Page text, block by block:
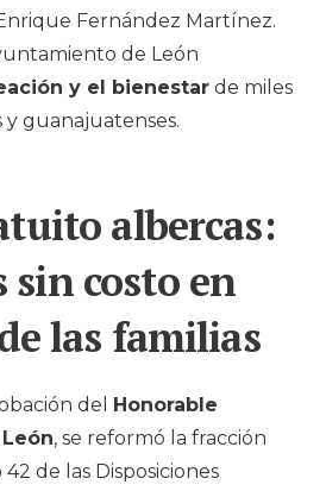
Fernández Martínez.
de León
y el bienestar de miles
y guanajuatenses.
albercas:
sin costo en
las familias
del Honorable
, se reformó la fracción
de las Disposiciones